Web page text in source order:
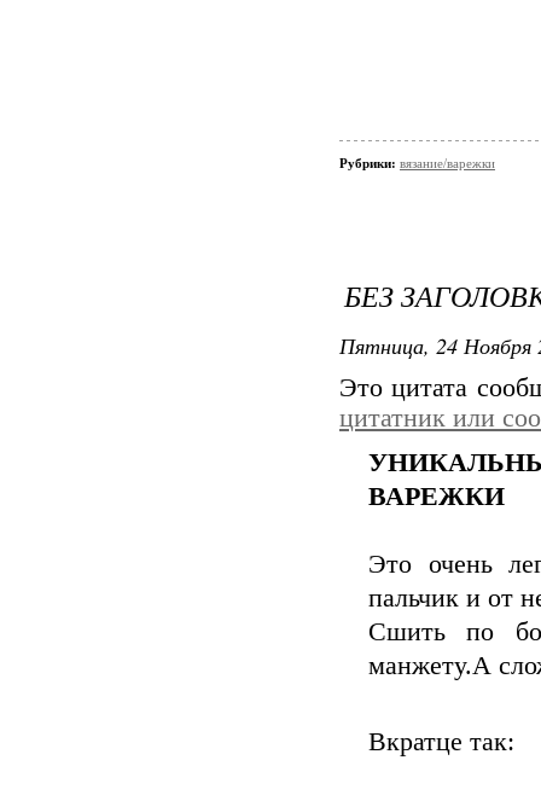
Рубрики: вязание/варежки
БЕЗ
Пятница, 24 Ноября
Это цитата
цитатник или
ВАРЕЖКИ
Это очень
пальчик и от
Сшить по
манжету.А
Вкратце так: